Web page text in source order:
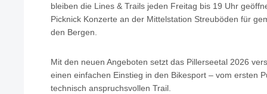
bleiben die Lines & Trails jeden Freitag bis 19 Uhr
Picknick Konzerte an der Mittelstation Streuböden für
den Bergen.
Mit den neuen Angeboten setzt das Pillerseetal 2026
einen einfachen Einstieg in den Bikesport – vom ersten
technisch anspruchsvollen Trail.